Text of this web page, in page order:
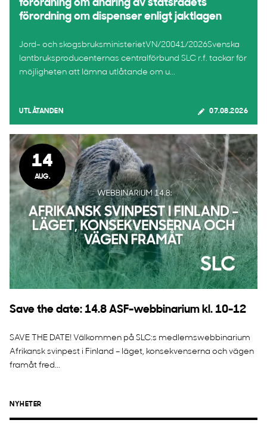
förordning om ändring av statsrådets
förordning om dispenser enligt jaktlagen
Jord- och skogsbruksministerietVN/20041/2026Svenska
lantbruksproducenternas centralförbund SLC r.f. tackar för
möjligheten att lämna utlåtande om u...
UTLÅTANDEN 07.08.2026
14
AUG.
Save the date: 14.8 ASF-webbinarium kl. 10-12
SAVE THE DATE! Välkommen på SLC:s medlemswebbinarium
Afrikansk svinpest i Finland – läget, konsekvenserna och vägen
framåt fred...
NYHETER